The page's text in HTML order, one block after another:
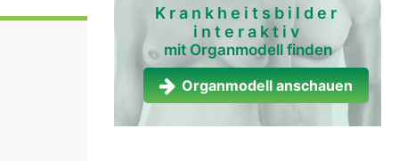
Krankheitsbilder
interaktiv
mit Organmodell finden
Organmodell anschauen